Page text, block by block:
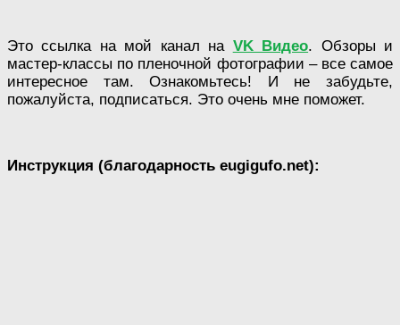
Это ссылка на мой канал на VK Видео. Обзоры и
мастер-классы по пленочной фотографии – все самое
интересное там. Ознакомьтесь! И не забудьте,
пожалуйста, подписаться. Это очень мне поможет.
Инструкция (благодарность eugigufo.net):